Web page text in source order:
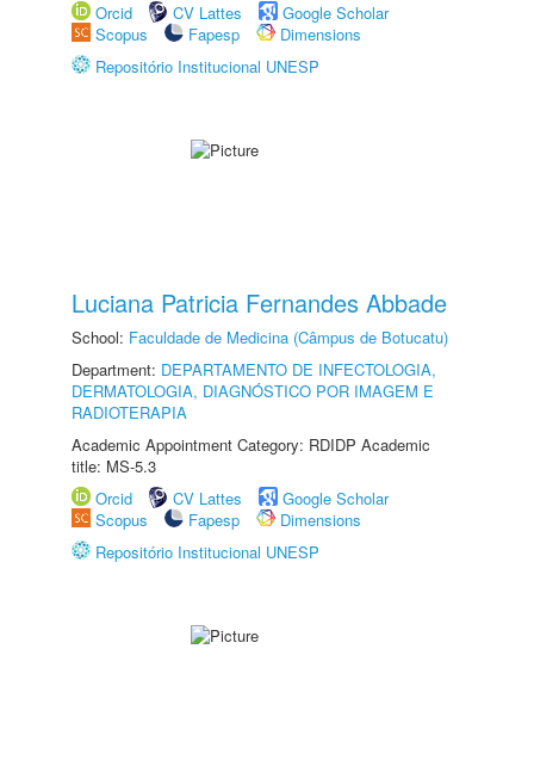
Orcid
CV Lattes
Google Scholar
Scopus
Fapesp
Dimensions
Repositório Institucional UNESP
Luciana Patricia Fernandes Abbade
School: Faculdade de Medicina (Câmpus de Botucatu)
Department: DEPARTAMENTO DE INFECTOLOGIA,
DERMATOLOGIA, DIAGNÓSTICO POR IMAGEM E
RADIOTERAPIA
Academic Appointment Category: RDIDP Academic
title: MS-5.3
Orcid
CV Lattes
Google Scholar
Scopus
Fapesp
Dimensions
Repositório Institucional UNESP